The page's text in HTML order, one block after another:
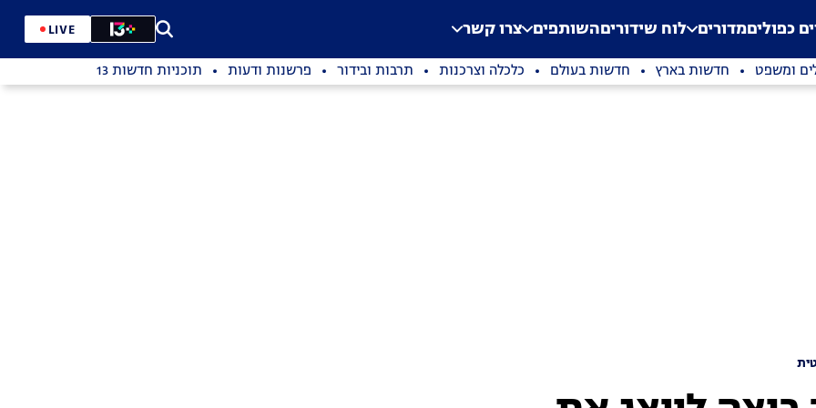
Application error: a
. כפוליםמדורים לוח שידוריםהשותפים צרו קשר LIVE
ומשפט חדשות בארץ חדשות בעולם כלכלה וצרכנות תרבות ובידור פרשנות ודעות תוכניות חדשות 13